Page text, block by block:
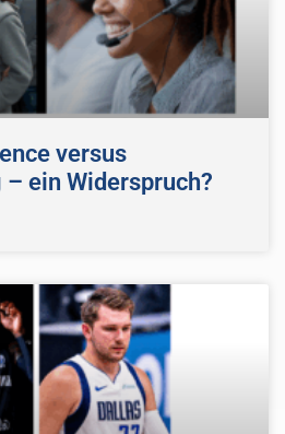
versus
ein Widerspruch?